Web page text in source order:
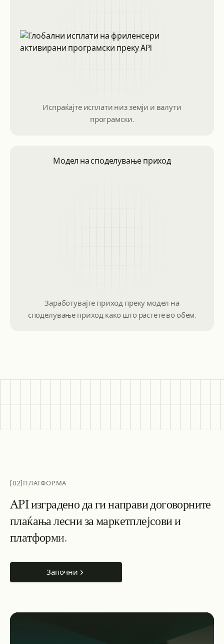
Испраќајте исплати низ земји и валути
програмски.
Модел на споделување приход
Заработувајте приход преку модел на
споделување приход како што растете во обем.
[02]ПЛАТФОРМА
APIизграденодагинаправидоговорните
плаќањалеснизамаркетплејсовии
платформи.
Започни